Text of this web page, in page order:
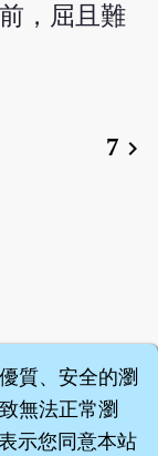
，屈且難
7 chevron_right
質、安全的瀏
無法正常瀏
示您同意本站